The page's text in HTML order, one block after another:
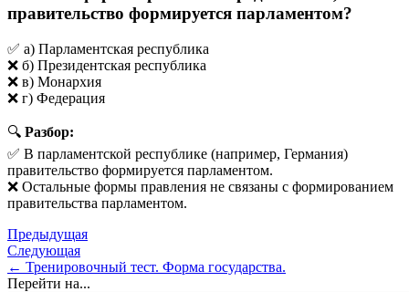
правительство формируется парламентом?
✅ а) Парламентская республика
❌ б) Президентская республика
❌ в) Монархия
❌ г) Федерация
🔍 Разбор:
✅ В парламентской республике (например, Германия)
правительство формируется парламентом.
❌ Остальные формы правления не связаны с формированием
правительства парламентом.
Предыдущая
Следующая
← Тренировочный тест. Форма государства.
Перейти на...